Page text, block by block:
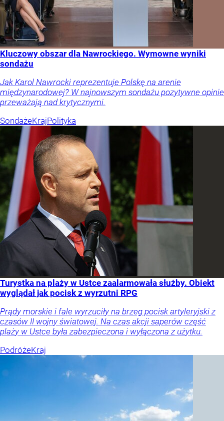
Kluczowy obszar dla Nawrockiego. Wymowne wyniki
sondażu
Jak Karol Nawrocki reprezentuje Polskę na arenie
międzynarodowej? W najnowszym sondażu pozytywne opinie
przeważają nad krytycznymi.
SondażeKrajPolityka
Turystka na plaży w Ustce zaalarmowała służby. Obiekt
wyglądał jak pocisk z wyrzutni RPG
Prądy morskie i fale wyrzuciły na brzeg pocisk artyleryjski z
czasów II wojny światowej. Na czas akcji saperów część
plaży w Ustce była zabezpieczona i wyłączona z użytku.
PodróżeKraj